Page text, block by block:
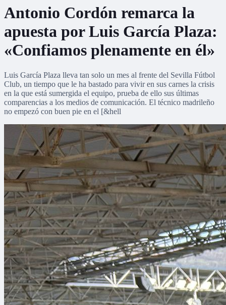
Antonio Cordón remarca la
apuesta por Luis García Plaza:
«Confiamos plenamente en él»
Luis García Plaza lleva tan solo un mes al frente del Sevilla Fútbol
Club, un tiempo que le ha bastado para vivir en sus carnes la crisis
en la que está sumergida el equipo, prueba de ello sus últimas
comparencias a los medios de comunicación. El técnico madrileño
no empezó con buen pie en el [&hell